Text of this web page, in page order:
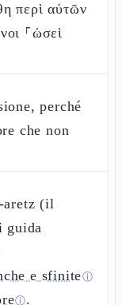
περὶ αὐτῶν
⸀ὡσεὶ
perché
che non
aretz (il
guida
e sfiniteⓘ
ⓘ.